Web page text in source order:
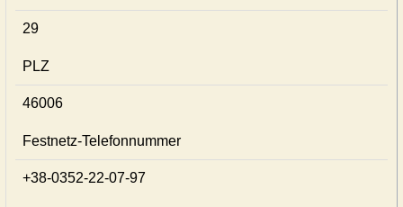
29
PLZ
46006
Festnetz-Telefonnummer
+38-0352-22-07-97